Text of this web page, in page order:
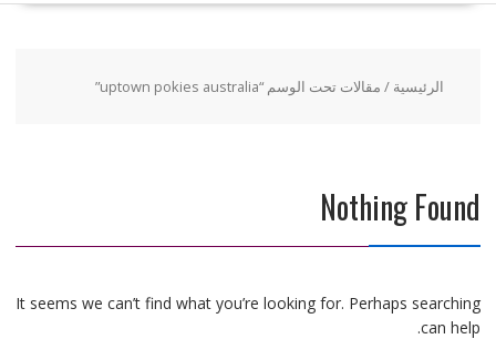
الرئيسية / مقالات تحت الوسم “uptown pokies australia”
Nothing Found
It seems we can’t find what you’re looking for. Perhaps searching
can help.